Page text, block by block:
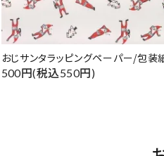
おじサンタラッピングペーパー/包装
500円(税込550円)